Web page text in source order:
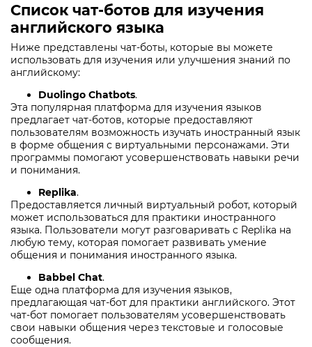
Список чат-ботов для изучения
английского языка
Ниже представлены чат-боты, которые вы можете
использовать для изучения или улучшения знаний по
английскому:
Duolingo Chatbots.
Эта популярная платформа для изучения языков
предлагает чат-ботов, которые предоставляют
пользователям возможность изучать иностранный язык
в форме общения с виртуальными персонажами. Эти
программы помогают усовершенствовать навыки речи
и понимания.
Replika.
Предоставляется личный виртуальный робот, который
может использоваться для практики иностранного
языка. Пользователи могут разговаривать с Replika на
любую тему, которая помогает развивать умение
общения и понимания иностранного языка.
Babbel Chat.
Еще одна платформа для изучения языков,
предлагающая чат-бот для практики английского. Этот
чат-бот помогает пользователям усовершенствовать
свои навыки общения через текстовые и голосовые
сообщения.